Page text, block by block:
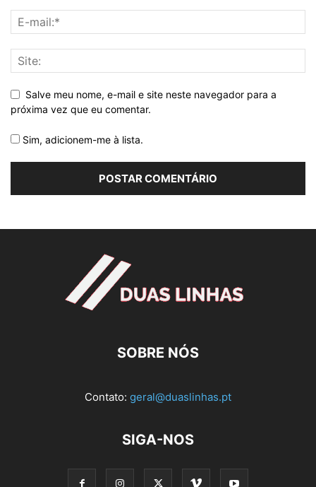
Salve meu nome, e-mail e site neste navegador para a
próxima vez que eu comentar.
Sim, adicionem-me à lista.
SOBRE NÓS
Contato: geral@duaslinhas.pt
SIGA-NOS